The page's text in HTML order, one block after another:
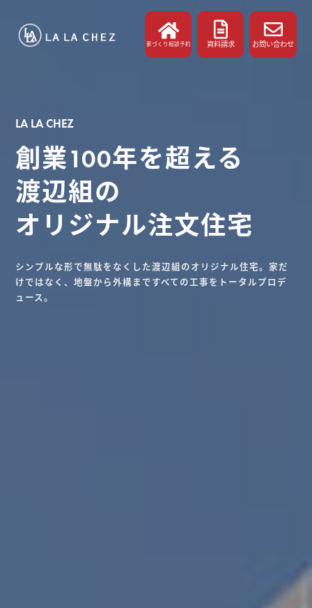
家づくり相談予約 資料請求 お問い合わせ
LA LA CHEZ
創業100年を超える
渡辺組の
オリジナル注文住宅
シンプルな形で無駄をなくした渡辺組のオリジナル住宅。家だ
けではなく、地盤から外構まですべての工事をトータルプロデ
ュース。